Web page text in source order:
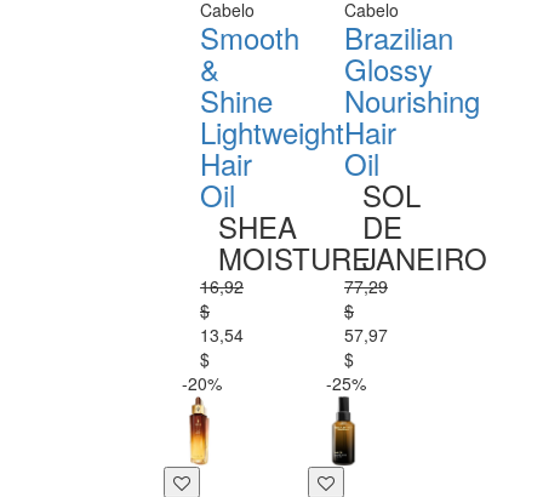
Cabelo
Smooth
&
Shine
Lightweight
Hair
Oil
SHEA
MOISTURE
16,92
$
13,54
$
Cabelo
Brazilian
Glossy
Nourishing
Hair
Oil
SOL
DE
JANEIRO
77,29
$
57,97
$
-20%
-25%